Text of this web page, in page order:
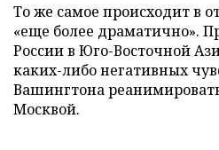
То же самое происходит в
«еще более драматично».
России в Юго-Восточной
каких-либо негативных
Вашингтона
Москвой.